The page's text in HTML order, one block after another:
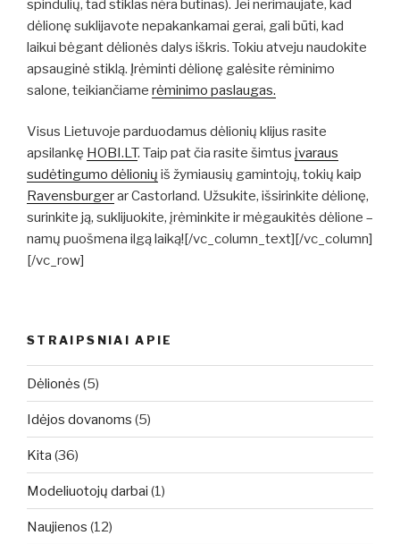
spindulių, tad stiklas nėra būtinas). Jei nerimaujate, kad
dėlionę suklijavote nepakankamai gerai, gali būti, kad
laikui bėgant dėlionės dalys iškris. Tokiu atveju naudokite
apsauginė stiklą. Įrėminti dėlionę galėsite rėminimo
salone, teikiančiame rėminimo paslaugas.
Visus Lietuvoje parduodamus dėlionių klijus rasite
apsilankę HOBI.LT. Taip pat čia rasite šimtus įvaraus
sudėtingumo dėlionių iš žymiausių gamintojų, tokių kaip
Ravensburgerar Castorland. Užsukite, išsirinkite dėlionę,
surinkite ją, suklijuokite, įrėminkite ir mėgaukitės dėlione –
namų puošmena ilgą laiką![/vc_column_text][/vc_column]
[/vc_row]
STRAIPSNIAI APIE
Dėlionės (5)
Idėjos dovanoms (5)
Kita (36)
Modeliuotojų darbai (1)
Naujienos (12)